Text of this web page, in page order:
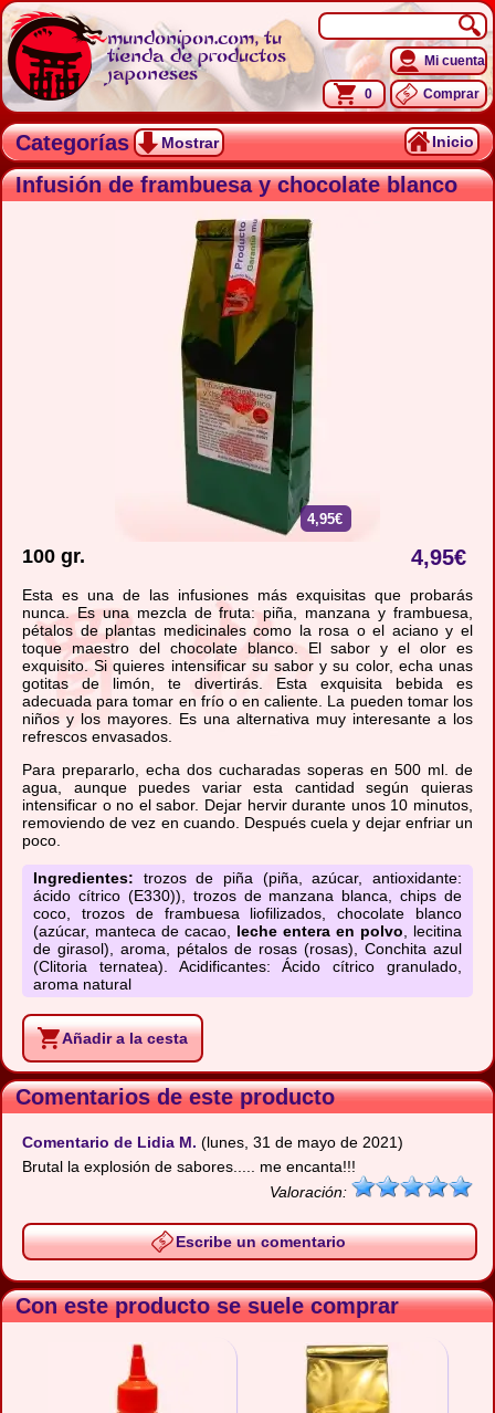
mundonipon.com, tu
tienda de productos
japoneses
Mi cuenta
0 Comprar
Categorías Mostrar Inicio
Infusión de frambuesa y chocolate blanco
4,95€
100 gr. 4,95€
Esta es una de las infusiones más exquisitas que probarás
nunca. Es una mezcla de fruta: piña, manzana y frambuesa,
pétalos de plantas medicinales como la rosa o el aciano y el
toque maestro del chocolate blanco. El sabor y el olor es
exquisito. Si quieres intensificar su sabor y su color, echa unas
gotitas de limón, te divertirás. Esta exquisita bebida es
adecuada para tomar en frío o en caliente. La pueden tomar los
niños y los mayores. Es una alternativa muy interesante a los
refrescos envasados.
Para prepararlo, echa dos cucharadas soperas en 500 ml. de
agua, aunque puedes variar esta cantidad según quieras
intensificar o no el sabor. Dejar hervir durante unos 10 minutos,
removiendo de vez en cuando. Después cuela y dejar enfriar un
poco.
Ingredientes: trozos de piña (piña, azúcar, antioxidante:
ácido cítrico (E330)), trozos de manzana blanca, chips de
coco, trozos de frambuesa liofilizados, chocolate blanco
(azúcar, manteca de cacao, leche entera en polvo , lecitina
de girasol), aroma, pétalos de rosas (rosas), Conchita azul
(Clitoria ternatea). Acidificantes: Ácido cítrico granulado,
aroma natural
Añadir a la cesta
Comentarios de este producto
Comentario de Lidia M. (lunes, 31 de mayo de 2021)
Brutal la explosión de sabores..... me encanta!!!
Valoración:
Escribe un comentario
Con este producto se suele comprar